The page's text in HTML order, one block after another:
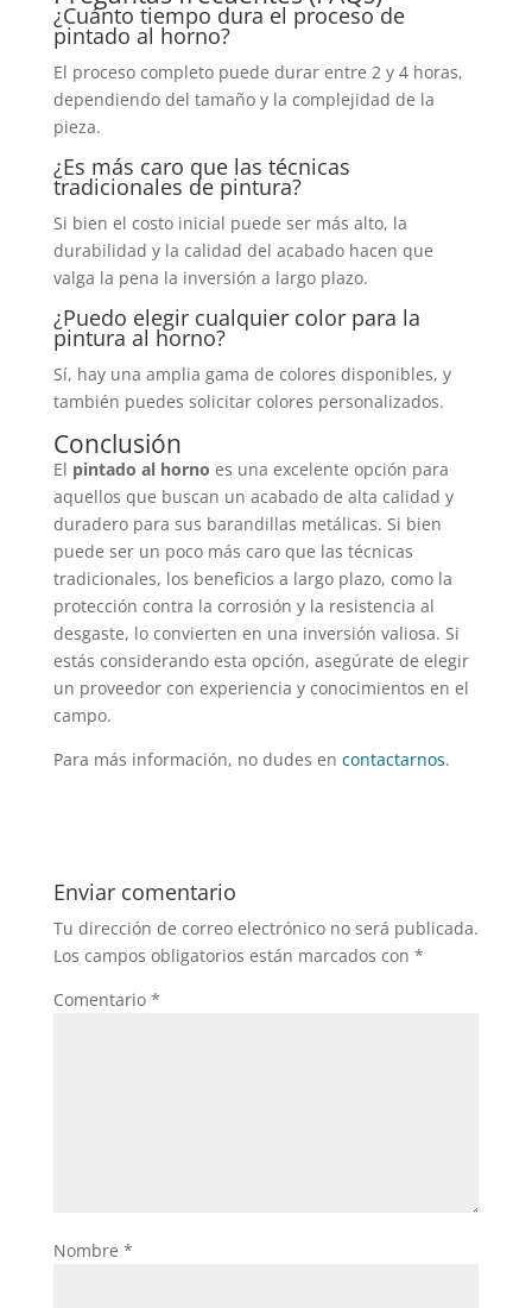
¿Cuánto tiempo dura el proceso de
pintado al horno?
El proceso completo puede durar entre 2 y 4 horas,
dependiendo del tamaño y la complejidad de la
pieza.
¿Es más caro que las técnicas
tradicionales de pintura?
Si bien el costo inicial puede ser más alto, la
durabilidad y la calidad del acabado hacen que
valga la pena la inversión a largo plazo.
¿Puedo elegir cualquier color para la
pintura al horno?
Sí, hay una amplia gama de colores disponibles, y
también puedes solicitar colores personalizados.
Conclusión
El pintado al horno es una excelente opción para
aquellos que buscan un acabado de alta calidad y
duradero para sus barandillas metálicas. Si bien
puede ser un poco más caro que las técnicas
tradicionales, los beneficios a largo plazo, como la
protección contra la corrosión y la resistencia al
desgaste, lo convierten en una inversión valiosa. Si
estás considerando esta opción, asegúrate de elegir
un proveedor con experiencia y conocimientos en el
campo.
Para más información, no dudes en contactarnos.
Enviar comentario
Tu dirección de correo electrónico no será publicada.
Los campos obligatorios están marcados con *
Comentario *
Nombre *